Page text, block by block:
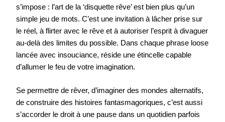
s’impose : l’art de la ‘disquette rêve’ est bien plus qu’un
simple jeu de mots. C’est une invitation à lâcher prise sur
le réel, à flirter avec le rêve et à autoriser l’esprit à divaguer
au-delà des limites du possible. Dans chaque phrase loose
lancée avec insouciance, réside une étincelle capable
d’allumer le feu de votre imagination.
Se permettre de rêver, d’imaginer des mondes alternatifs,
de construire des histoires fantasmagoriques, c’est aussi
s’accorder le droit à une pause dans un quotidien parfois